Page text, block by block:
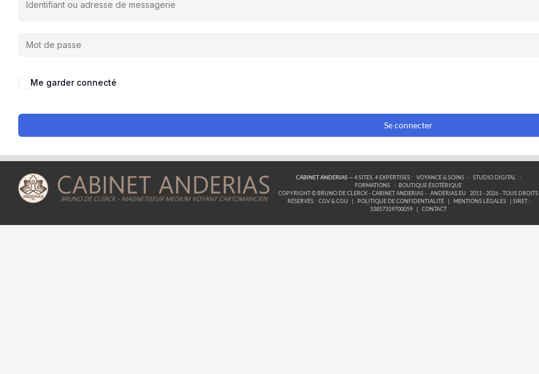
Me garder connecté
Se connecter
CABINET ANDERIAS— 4 SITES, 4 EXPERTISES : VOYANCE & SOINS · STUDIO DIGITAL
·
FORMATIONS · BOUTIQUE ÉSOTÉRIQUE
COPYRIGHT © BRUNO DE CLERCK - CABINET ANDERIAS - ANDERIAS.EU
2011 - 2026 - TOUS DROITS
RÉSERVÉS.
CGV & CGU | POLITIQUE DE CONFIDENTIALITÉ | MENTIONS LÉGALES
| SIRET :
53857319700059
| CONTACT